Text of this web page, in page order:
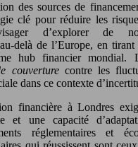
des sources de
clé pour réduire les
d’explorer de
delà de l’Europe, en
hub financier mondial.
couverture contre les
dans ce contexte
financière à Londres
et une capacité
réglementaires et